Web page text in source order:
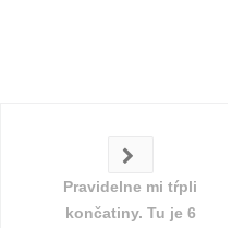
Pravidelne mi tŕpli
končatiny. Tu je 6